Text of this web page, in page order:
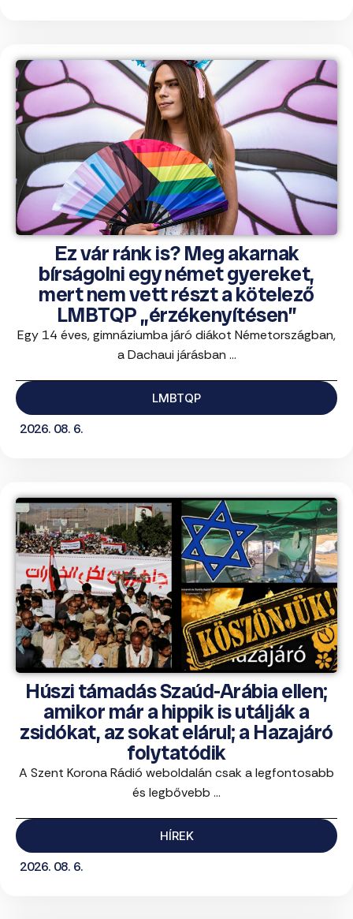
Ez vár ránk is? Meg akarnak
bírságolni egy német gyereket,
mert nem vett részt a kötelező
LMBTQP „érzékenyítésen”
Egy 14 éves, gimnáziumba járó diákot Németországban,
a Dachaui járásban ...
LMBTQP
2026. 08. 6.
Húszi támadás Szaúd-Arábia ellen;
amikor már a hippik is utálják a
zsidókat, az sokat elárul; a Hazajáró
folytatódik
A Szent Korona Rádió weboldalán csak a legfontosabb
és legbővebb ...
HÍREK
2026. 08. 6.